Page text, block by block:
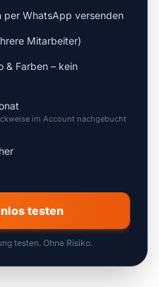
per WhatsApp versenden
Mitarbeiter)
& Farben – kein
im Account nachgebucht
testen
testen. Ohne Risiko.